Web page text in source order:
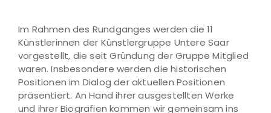
Im Rahmen des Rundganges werden die 11
Künstlerinnen der Künstlergruppe Untere Saar
vorgestellt, die seit Gründung der Gruppe Mitglied
waren. Insbesondere werden die historischen
Positionen im Dialog der aktuellen Positionen
präsentiert. An Hand ihrer ausgestellten Werke
und ihrer Biografien kommen wir gemeinsam ins